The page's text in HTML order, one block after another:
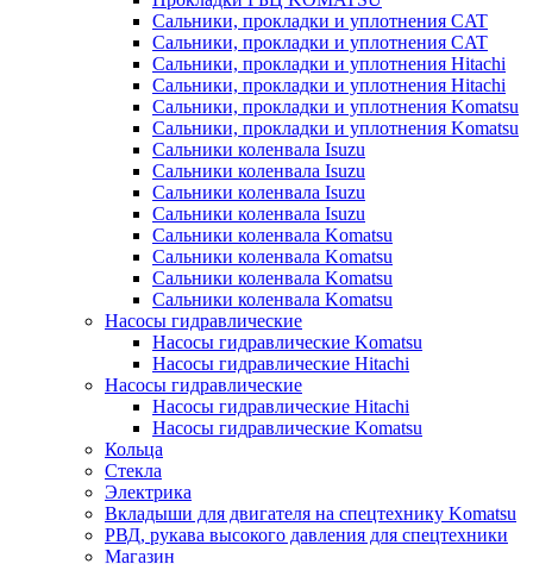
Сальники, прокладки и уплотнения CAT
Сальники, прокладки и уплотнения CAT
Сальники, прокладки и уплотнения Hitachi
Сальники, прокладки и уплотнения Hitachi
Сальники, прокладки и уплотнения Komatsu
Сальники, прокладки и уплотнения Komatsu
Сальники коленвала Isuzu
Сальники коленвала Isuzu
Сальники коленвала Isuzu
Сальники коленвала Isuzu
Сальники коленвала Komatsu
Сальники коленвала Komatsu
Сальники коленвала Komatsu
Сальники коленвала Komatsu
Насосы гидравлические
Насосы гидравлические Komatsu
Насосы гидравлические Hitachi
Насосы гидравлические
Насосы гидравлические Hitachi
Насосы гидравлические Komatsu
Кольца
Стекла
Электрика
Вкладыши для двигателя на спецтехнику Komatsu
РВД, рукава высокого давления для спецтехники
Магазин